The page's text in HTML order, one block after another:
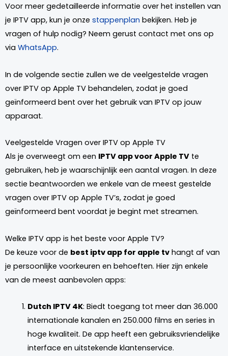
Voor meer gedetailleerde informatie over het instellen van
je IPTV app, kun je onze stappenplan bekijken. Heb je
vragen of hulp nodig? Neem gerust contact met ons op
via WhatsApp.
In de volgende sectie zullen we de veelgestelde vragen
over IPTV op Apple TV behandelen, zodat je goed
geïnformeerd bent over het gebruik van IPTV op jouw
apparaat.
Veelgestelde Vragen over IPTV op Apple TV
Als je overweegt om een IPTV app voor Apple TV te
gebruiken, heb je waarschijnlijk een aantal vragen. In deze
sectie beantwoorden we enkele van de meest gestelde
vragen over IPTV op Apple TV’s, zodat je goed
geïnformeerd bent voordat je begint met streamen.
Welke IPTV app is het beste voor Apple TV?
De keuze voor de best iptv app for apple tv hangt af van
je persoonlijke voorkeuren en behoeften. Hier zijn enkele
van de meest aanbevolen apps:
Dutch IPTV 4K: Biedt toegang tot meer dan 36.000
internationale kanalen en 250.000 films en series in
hoge kwaliteit. De app heeft een gebruiksvriendelijke
interface en uitstekende klantenservice.